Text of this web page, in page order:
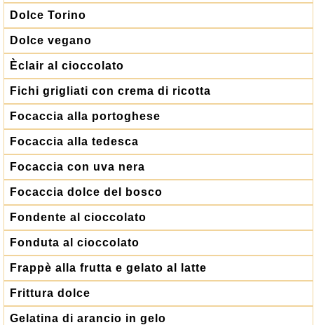
Dolce Torino
Dolce vegano
Èclair al cioccolato
Fichi grigliati con crema di ricotta
Focaccia alla portoghese
Focaccia alla tedesca
Focaccia con uva nera
Focaccia dolce del bosco
Fondente al cioccolato
Fonduta al cioccolato
Frappè alla frutta e gelato al latte
Frittura dolce
Gelatina di arancio in gelo